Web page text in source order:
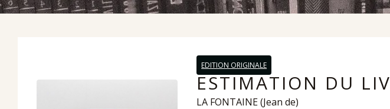
EDITION ORIGINALE
ESTIMATION DU
LA FONTAINE (Jean de)